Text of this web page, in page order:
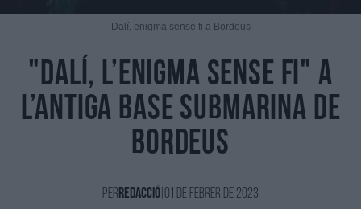
Dalí, enigma sense fi a Bordeus
"Dalí, l’enigma sense fi" a
l’antiga base submarina de
Bordeus
PerRedacció 01 de Febrer de 2023